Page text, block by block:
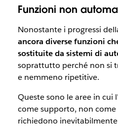
Funzioni non
Nonostante i progressi
ancora diverse funzioni
sostituite da sistemi di
soprattutto perché non si
e nemmeno ripetitive.
Queste sono le aree in cui
come supporto, non
richiedono